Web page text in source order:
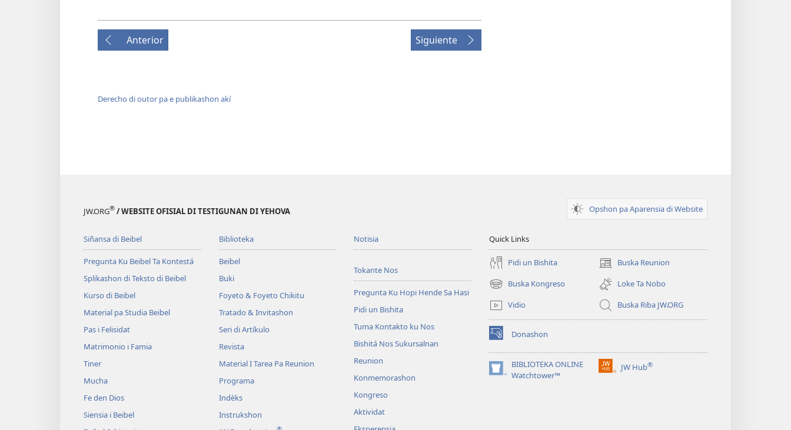
Anterior Siguiente
Derecho di outor pa e publikashon akí
JW.ORG® / WEBSITE OFISIAL DI TESTIGUNAN DI YEHOVA Opshon pa Aparensia di Website
Siñansa di Beibel
Pregunta Ku Beibel Ta Kontestá
Splikashon di Teksto di Beibel
Kurso di Beibel
Material pa Studia Beibel
Pas i Felisidat
Matrimonio i Famia
Tiner
Mucha
Fe den Dios
Siensia i Beibel
Biblioteka
Beibel
Buki
Foyeto & Foyeto Chikitu
Tratado & Invitashon
Seri di Artíkulo
Revista
Material I Tarea Pa Reunion
Programa
Indèks
Instrukshon
Notisia
Tokante Nos
Pregunta Ku Hopi Hende Sa Hasi
Pidi un Bishita
Tuma Kontakto ku Nos
Bishitá Nos Sukursalnan
Reunion
Konmemorashon
Kongreso
Aktividat
Quick Links
Pidi un Bishita Buska Reunion
(opens
new
window)
Buska Kongreso
(opens
new
window)
Loke Ta Nobo
Vidio
Buska Riba JW.ORG
Donashon
(opens
new
window)BIBLIOTEKA ONLINE
Watchtower™
(opens
JW Hub®
(opens